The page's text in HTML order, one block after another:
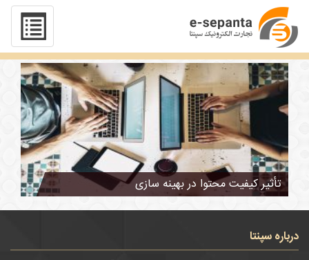
تگ : بانس ریت
تأثیر کیفیت محتوا در بهینه سازی
درباره سپنتا